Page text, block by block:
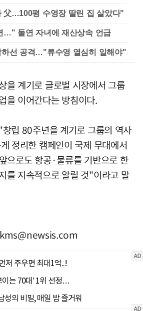
父…100평 수영장 딸린 집 살았다"
…" 돌연 자녀에 재산상속 언급
하선 공격…"류수영 열심히 일해야"
을 계기로 글로벌 시장에서 그룹
을 이어간다는 방침이다.
립 80주년을 계기로 그룹의 역사
정리한 캠페인이 국제 무대에서
으로도 항공·물류를 기반으로 한
를 지속적으로 알릴 것"이라고 말
kms@newsis.com